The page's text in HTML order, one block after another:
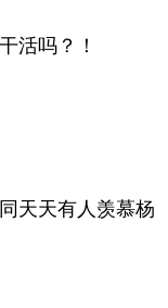
活吗？！
天天有人羡慕杨